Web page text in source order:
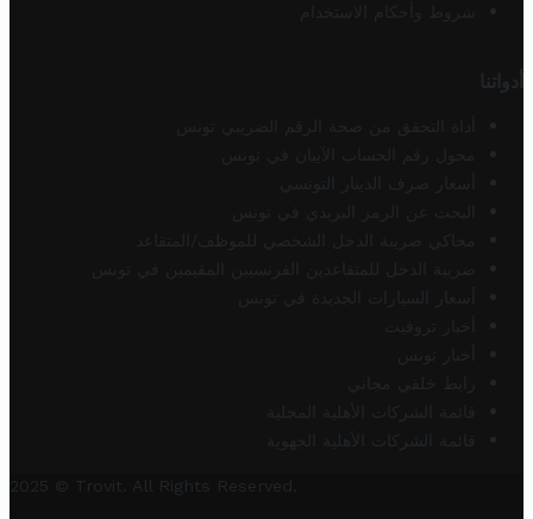
شروط وأحكام الاستخدام
أدواتنا
أداة التحقق من صحة الرقم الضريبي تونس
محول رقم الحساب الآيبان في تونس
أسعار صرف الدينار التونسي
البحث عن الرمز البريدي في تونس
محاكي ضريبة الدخل الشخصي للموظف/المتقاعد
ضريبة الدخل للمتقاعدين الفرنسيين المقيمين في تونس
أسعار السيارات الجديدة في تونس
أخبار تروفيت
أخبار تونس
رابط خلفي مجاني
قائمة الشركات الأهلية المحلية
قائمة الشركات الأهلية الجهوية
2025 © Trovit. All Rights Reserved.